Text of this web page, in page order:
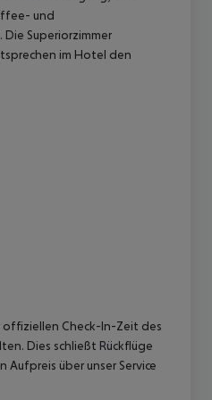
und
Die Superiorzimmer
im Hotel den
Check-In-Zeit des
Dies schließt Rückflüge
über unser Service